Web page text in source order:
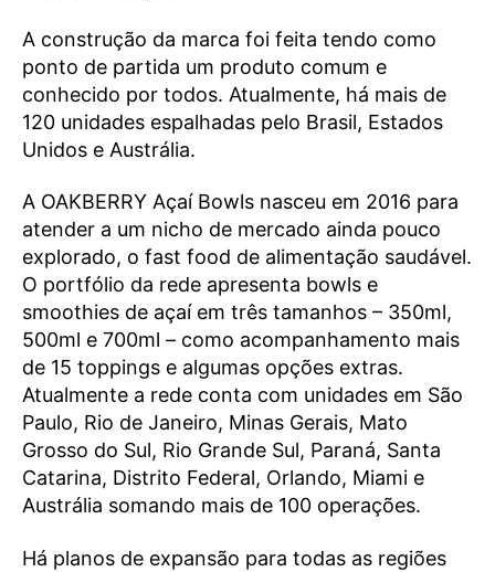
A construção da marca foi feita tendo como
ponto de partida um produto comum e
conhecido por todos. Atualmente, há mais de
120 unidades espalhadas pelo Brasil, Estados
Unidos e Austrália.
A OAKBERRY Açaí Bowls nasceu em 2016 para
atender a um nicho de mercado ainda pouco
explorado, o fast food de alimentação saudável.
O portfólio da rede apresenta bowls e
smoothies de açaí em três tamanhos – 350ml,
500ml e 700ml – como acompanhamento mais
de 15 toppings e algumas opções extras.
Atualmente a rede conta com unidades em São
Paulo, Rio de Janeiro, Minas Gerais, Mato
Grosso do Sul, Rio Grande Sul, Paraná, Santa
Catarina, Distrito Federal, Orlando, Miami e
Austrália somando mais de 100 operações.
Há planos de expansão para todas as regiões